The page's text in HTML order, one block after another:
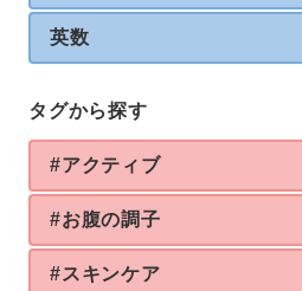
英数
タグから探す
#アクティブ
#お腹の調子
#スキンケア